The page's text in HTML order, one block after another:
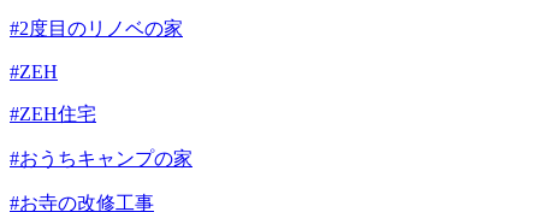
#2度目のリノベの家
#ZEH
#ZEH住宅
#おうちキャンプの家
#お寺の改修工事